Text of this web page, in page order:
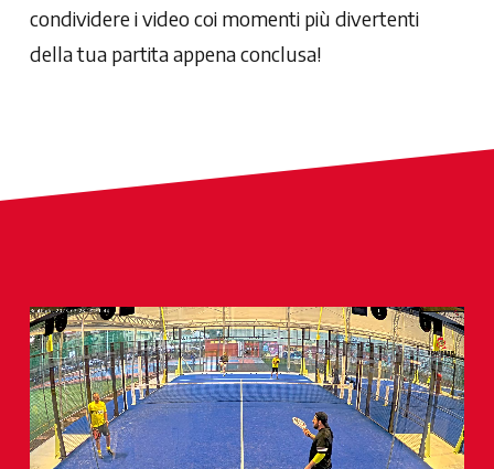
condividere i video coi momenti più divertenti
della tua partita appena conclusa!